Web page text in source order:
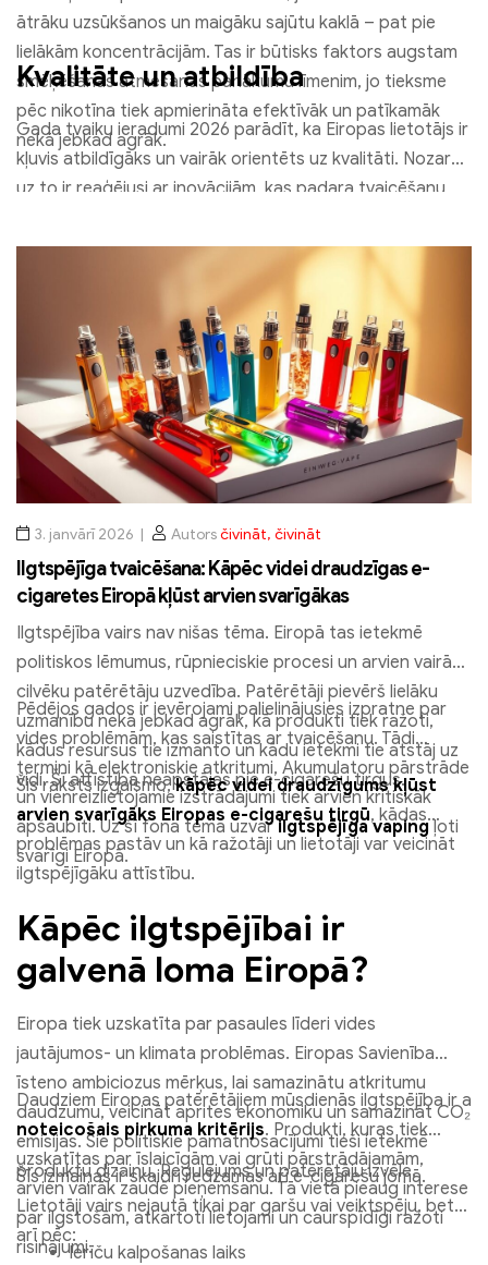
ātrāku uzsūkšanos un maigāku sajūtu kaklā – pat pie
lielākām koncentrācijām. Tas ir būtisks faktors augstam
smēķēšanas atmešanas panākumu līmenim, jo tieksme
pēc nikotīna tiek apmierināta efektīvāk un patīkamāk
nekā jebkad agrāk.
Kvalitāte un atbildība
Gada tvaiku ieradumi 2026 parādīt, ka Eiropas lietotājs ir
kļuvis atbildīgāks un vairāk orientēts uz kvalitāti. Nozare
uz to ir reaģējusi ar inovācijām, kas padara tvaicēšanu
Eiropa joprojām ir pasaules pionieris mūsdienīgā un
ilgtspējīgā tabakas radītā kaitējuma mazināšanā.
3. janvārī 2026 Autorsčivināt, čivināt
Ilgtspējīga tvaicēšana: Kāpēc videi draudzīgas e-
cigaretes Eiropā kļūst arvien svarīgākas
Ilgtspējība vairs nav nišas tēma. Eiropā tas ietekmē
politiskos lēmumus, rūpnieciskie procesi un arvien vairāk
cilvēku patērētāju uzvedība. Patērētāji pievērš lielāku
uzmanību nekā jebkad agrāk, kā produkti tiek ražoti,
kādus resursus tie izmanto un kādu ietekmi tie atstāj uz
vidi. Šī attīstība neapstājas pie e-cigarešu tirgus.
Pēdējos gados ir ievērojami palielinājusies izpratne par
vides problēmām, kas saistītas ar tvaicēšanu. Tādi
termini kā elektroniskie atkritumi, Akumulatoru pārstrāde
un vienreizlietojamie izstrādājumi tiek arvien kritiskāk
apšaubīti. Uz šī fona tēma uzvarilgtspējīga vapingļoti
svarīgi Eiropā.
Šis raksts izgaismo,kāpēc videi draudzīgums kļūst
arvien svarīgāks Eiropas e-cigarešu tirgū, kādas
problēmas pastāv un kā ražotāji un lietotāji var veicināt
ilgtspējīgāku attīstību.
Kāpēc ilgtspējībai ir
galvenā loma Eiropā?
Eiropa tiek uzskatīta par pasaules līderi vides
jautājumos- un klimata problēmas. Eiropas Savienība
īsteno ambiciozus mērķus, lai samazinātu atkritumu
daudzumu, veicināt aprites ekonomiku un samazināt CO₂
emisijas. Šie politiskie pamatnosacījumi tieši ietekmē
produktu dizainu, Regulējums un patērētāju izvēle.
Daudziem Eiropas patērētājiem mūsdienās ilgtspējība ir a
noteicošais pirkuma kritērijs. Produkti, kuras tiek
uzskatītas par īslaicīgām vai grūti pārstrādājamām,
arvien vairāk zaudē pieņemšanu. Tā vietā pieaug interese
par ilgstošām, atkārtoti lietojami un caurspīdīgi ražoti
risinājumi.
Šīs izmaiņas ir skaidri redzamas arī e-cigarešu jomā.
Lietotāji vairs nejautā tikai par garšu vai veiktspēju, bet
arī pēc:
Ierīču kalpošanas laiks